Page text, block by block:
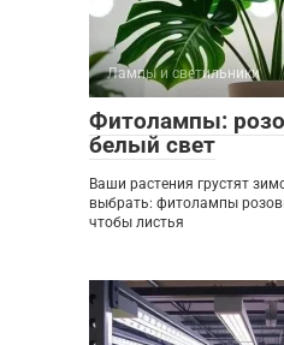
Лампы и светильники
Фитолампы:
белый свет
Ваши растения грустят
выбрать: фитолампы
чтобы листья